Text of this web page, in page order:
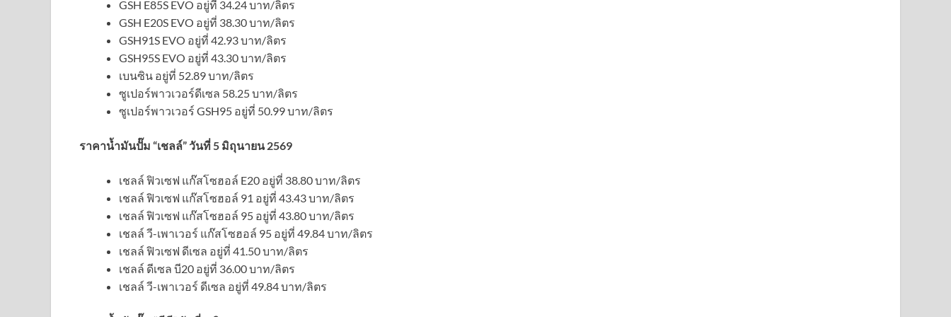
GSH E85S EVO อยู่ที่ 34.24 บาท/ลิตร
GSH E20S EVO อยู่ที่ 38.30 บาท/ลิตร
GSH91S EVO อยู่ที่ 42.93 บาท/ลิตร
GSH95S EVO อยู่ที่ 43.30 บาท/ลิตร
เบนซิน อยู่ที่ 52.89 บาท/ลิตร
ซูเปอร์พาวเวอร์ดีเซล 58.25 บาท/ลิตร
ซูเปอร์พาวเวอร์ GSH95 อยู่ที่ 50.99 บาท/ลิตร
ราคาน้ำมันปั๊ม “เชลล์” วันที่ 5 มิถุนายน 2569
เชลล์ ฟิวเซฟ แก๊สโซฮอล์ E20 อยู่ที่ 38.80 บาท/ลิตร
เชลล์ ฟิวเซฟ แก๊สโซฮอล์ 91 อยู่ที่ 43.43 บาท/ลิตร
เชลล์ ฟิวเซฟ แก๊สโซฮอล์ 95 อยู่ที่ 43.80 บาท/ลิตร
เชลล์ วี-เพาเวอร์ แก๊สโซฮอล์ 95 อยู่ที่ 49.84 บาท/ลิตร
เชลล์ ฟิวเซฟ ดีเซล อยู่ที่ 41.50 บาท/ลิตร
เชลล์ ดีเซล บี20 อยู่ที่ 36.00 บาท/ลิตร
เชลล์ วี-เพาเวอร์ ดีเซล อยู่ที่ 49.84 บาท/ลิตร